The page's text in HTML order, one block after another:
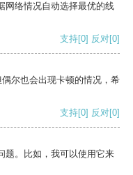
网络情况自动选择最优的线
支持[0] 反对[0]
尔也会出现卡顿的情况，希
支持[0] 反对[0]
题。比如，我可以使用它来